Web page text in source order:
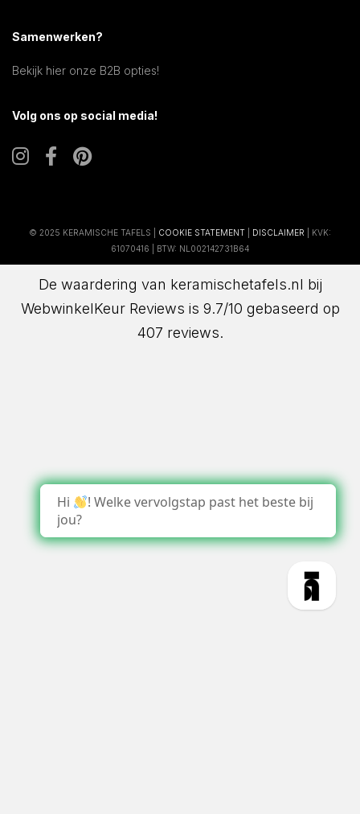
Samenwerken?
Bekijk hier onze B2B opties!
Volg ons op social media!
© 2025 KERAMISCHE TAFELS | COOKIE STATEMENT DISCLAIMER | KVK:
61070416 | BTW: NL002142731B64
De waardering van keramischetafels.nl bij
WebwinkelKeur Reviews is 9.7/10 gebaseerd op
407 reviews.
Hi
! Welke vervolgstap past het beste bij
jou?